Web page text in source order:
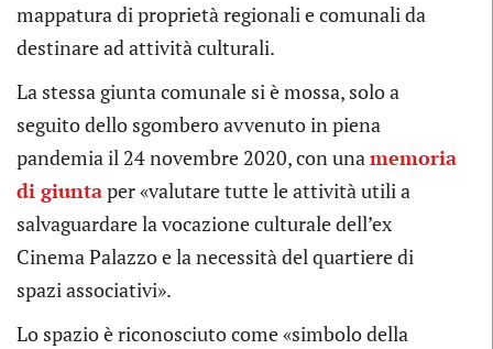
mappatura di proprietà regionali e comunali da
destinare ad attività culturali.
La stessa giunta comunale si è mossa, solo a
seguito dello sgombero avvenuto in piena
pandemia il 24 novembre 2020, con unamemoria
di giuntaper «valutare tutte le attività utili a
salvaguardare la vocazione culturale dell’ex
Cinema Palazzo e la necessità del quartiere di
spazi associativi».
Lo spazio è riconosciuto come «simbolo della